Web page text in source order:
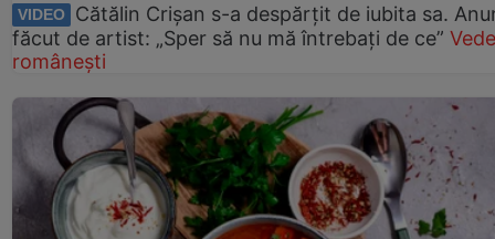
VIDEO
Cătălin Crișan s-a despărțit de iubita sa.
făcut de artist: „Sper să nu mă întrebați de ce”
românești